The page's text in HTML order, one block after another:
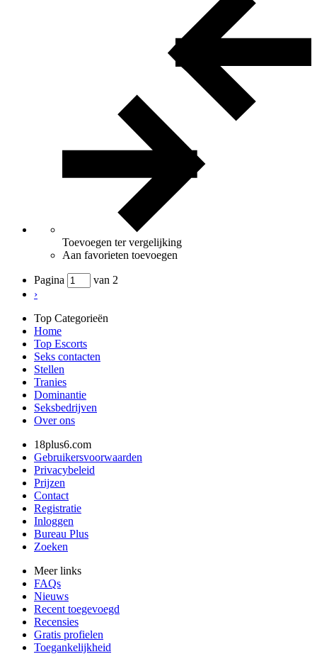
Toevoegen ter vergelijking
Aan favorieten toevoegen
Pagina
van 2
›
Top Categorieën
Home
Top Escorts
Seks contacten
Stellen
Tranies
Dominantie
Seksbedrijven
Over ons
18plus6.com
Gebruikersvoorwaarden
Privacybeleid
Prijzen
Contact
Registratie
Inloggen
Bureau Plus
Zoeken
Meer links
FAQs
Nieuws
Recent toegevoegd
Recensies
Gratis profielen
Toegankelijkheid